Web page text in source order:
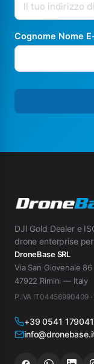
Cognome Nome
DJI Gold Dealer e
drone enterprise
DroneBase SRL
Via San Giovenale 86
47922 Rimini — Italy
P.IVA IT04456990409
+39 0541